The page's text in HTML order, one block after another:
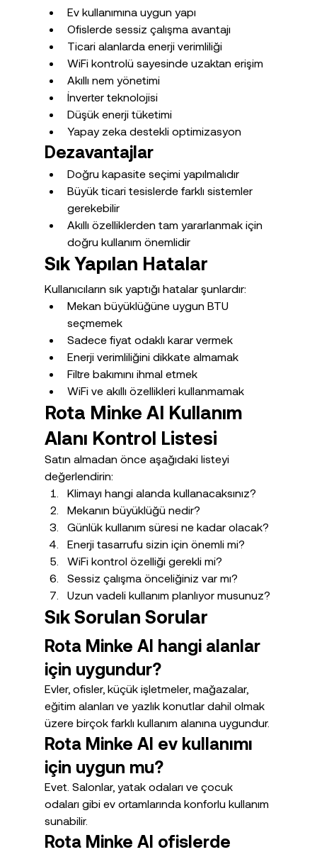
Ev kullanımına uygun yapı
Ofislerde sessiz çalışma avantajı
Ticari alanlarda enerji verimliliği
WiFi kontrolü sayesinde uzaktan erişim
Akıllı nem yönetimi
İnverter teknolojisi
Düşük enerji tüketimi
Yapay zeka destekli optimizasyon
Dezavantajlar
Doğru kapasite seçimi yapılmalıdır
Büyük ticari tesislerde farklı sistemler
gerekebilir
Akıllı özelliklerden tam yararlanmak için
doğru kullanım önemlidir
Sık Yapılan Hatalar
Kullanıcıların sık yaptığı hatalar şunlardır:
Mekan büyüklüğüne uygun BTU
seçmemek
Sadece fiyat odaklı karar vermek
Enerji verimliliğini dikkate almamak
Filtre bakımını ihmal etmek
WiFi ve akıllı özellikleri kullanmamak
Rota Minke AI Kullanım
Alanı Kontrol Listesi
Satın almadan önce aşağıdaki listeyi
değerlendirin:
Klimayı hangi alanda kullanacaksınız?
Mekanın büyüklüğü nedir?
Günlük kullanım süresi ne kadar olacak?
Enerji tasarrufu sizin için önemli mi?
WiFi kontrol özelliği gerekli mi?
Sessiz çalışma önceliğiniz var mı?
Uzun vadeli kullanım planlıyor musunuz?
Sık Sorulan Sorular
Rota Minke AI hangi alanlar
için uygundur?
Evler, ofisler, küçük işletmeler, mağazalar,
eğitim alanları ve yazlık konutlar dahil olmak
üzere birçok farklı kullanım alanına uygundur.
Rota Minke AI ev kullanımı
için uygun mu?
Evet. Salonlar, yatak odaları ve çocuk
odaları gibi ev ortamlarında konforlu kullanım
sunabilir.
Rota Minke AI ofislerde